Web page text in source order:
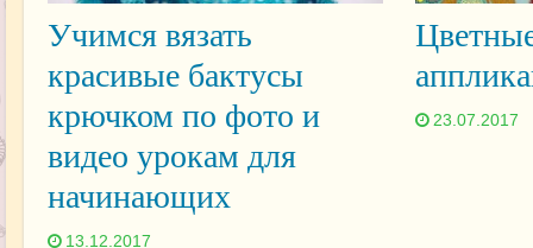
Учимся вязать
красивые бактусы
крючком по фото и
видео урокам для
начинающих
13.12.2017
23.07.2017